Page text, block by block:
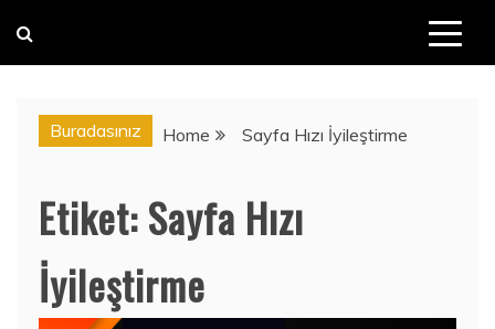
Buradasınız Home Sayfa Hızı İyileştirme
Etiket:Sayfa Hızı
İyileştirme